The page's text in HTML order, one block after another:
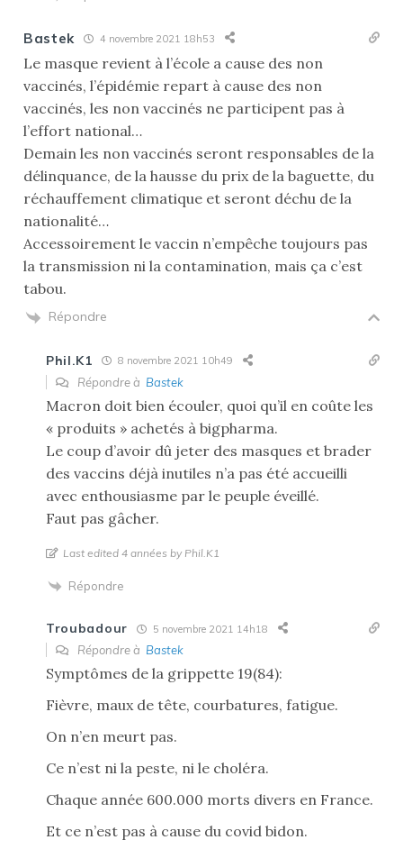
Bastek 4 novembre 2021 18h53
Le masque revient à l’école a cause des non
vaccinés, l’épidémie repart à cause des non
vaccinés, les non vaccinés ne participent pas à
l’effort national…
Demain les non vaccinés seront responsables de la
délinquance, de la hausse du prix de la baguette, du
réchauffement climatique et seront déchu de la
nationalité…
Accessoirement le vaccin n’empêche toujours pas
la transmission ni la contamination, mais ça c’est
tabou.
Répondre
Phil.K1 8 novembre 2021 10h49
Répondre à Bastek
Macron doit bien écouler, quoi qu’il en coûte les
« produits » achetés à bigpharma.
Le coup d’avoir dû jeter des masques et brader
des vaccins déjà inutiles n’a pas été accueilli
avec enthousiasme par le peuple éveillé.
Faut pas gâcher.
Last edited 4 années by Phil.K1
Répondre
Troubadour 5 novembre 2021 14h18
Répondre à Bastek
Symptômes de la grippette 19(84):
Fièvre, maux de tête, courbatures, fatigue.
On n’en meurt pas.
Ce n’est ni la peste, ni le choléra.
Chaque année 600.000 morts divers en France.
Et ce n’est pas à cause du covid bidon.